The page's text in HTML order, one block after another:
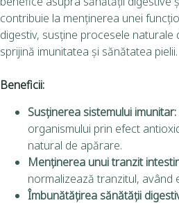
contribuie la menținerea unei
digestiv, susține procesele naturale
sprijină imunitatea și sănătatea pielii.
Beneficii:
Susținerea sistemului imunitar:
organismului prin efect
natural de apărare.
Menținerea unui tranzit
normalizează tranzitul, având
Îmbunătățirea sănătății